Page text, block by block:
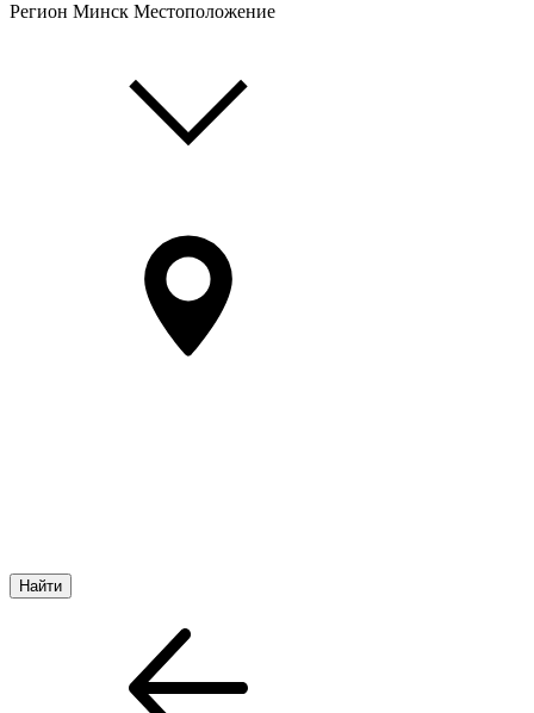
Регион Минск Местоположение